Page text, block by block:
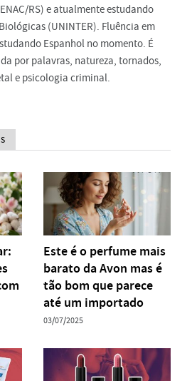
RS) e atualmente estudando
(UNINTER). Fluência em
Espanhol no momento. É
por palavras, natureza, tornados,
e psicologia criminal.
Este é o perfume mais
barato da Avon mas é
tão bom que parece
até um importado
03/07/2025